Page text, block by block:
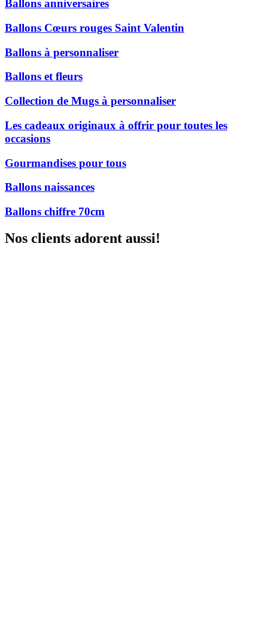
Ballons anniversaires
Ballons Cœurs rouges Saint Valentin
Ballons à personnaliser
Ballons et fleurs
Collection de Mugs à personnaliser
Les cadeaux originaux à offrir pour toutes les
occasions
Gourmandises pour tous
Ballons naissances
Ballons chiffre 70cm
Nos clients adorent aussi!